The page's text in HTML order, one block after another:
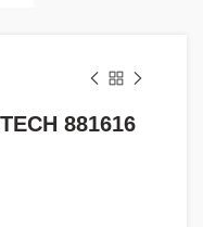
881616